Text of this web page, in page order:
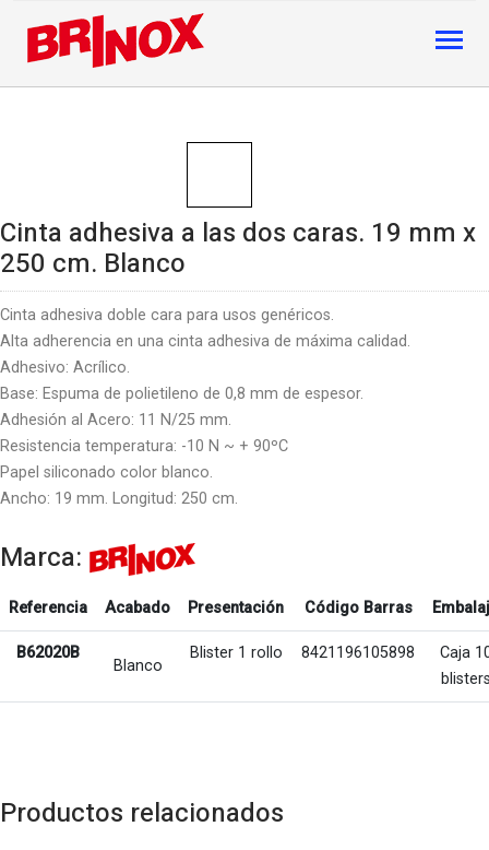
Cinta adhesiva a las dos caras. 19 mm x
250 cm. Blanco
Cinta adhesiva doble cara para usos genéricos.
Alta adherencia en una cinta adhesiva de máxima calidad.
Adhesivo: Acrílico.
Base: Espuma de polietileno de 0,8 mm de espesor.
Adhesión al Acero: 11 N/25 mm.
Resistencia temperatura: -10 N ~ + 90ºC
Papel siliconado color blanco.
Ancho: 19 mm. Longitud: 250 cm.
Marca:
Referencia Acabado Presentación Código Barras
B62020B
Blanco
Blister 1 rollo 8421196105898
Caja
Productos relacionados